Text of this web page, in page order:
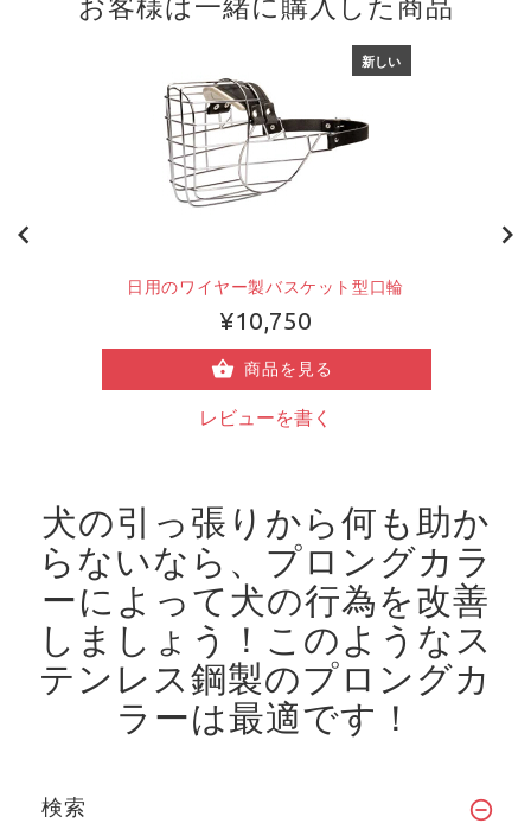
お客様は一緒に購入した商品
新しい
日用のワイヤー製バスケット型口輪
¥10,750
商品を見る
レビューを書く
犬の引っ張りから何も助か
らないなら、プロングカラ
ーによって犬の行為を改善
しましょう！ このようなス
テンレス鋼製のプロングカ
ラーは最適です！
検索